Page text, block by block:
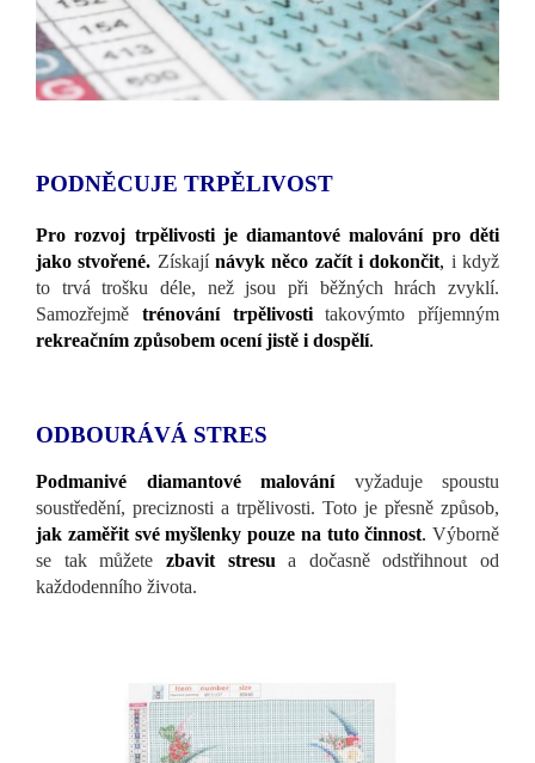
PODNĚCUJE TRPĚLIVOST
Pro rozvoj trpělivosti je diamantové malování pro děti
jako stvořené. Získajínávyk něco začít i dokončit, i když
to trvá trošku déle, než jsou při běžných hrách zvyklí.
Samozřejmě trénování trpělivostitakovýmto příjemným
rekreačním způsobem ocení jistě i dospělí.
ODBOURÁVÁ STRES
Podmanivé diamantové malovánívyžaduje spoustu
soustředění, preciznosti a trpělivosti. Toto je přesně způsob,
jak zaměřit své myšlenky pouze na tuto činnost. Výborně
se tak můžete zbavit stresu
a dočasně odstřihnout od
každodenního života.